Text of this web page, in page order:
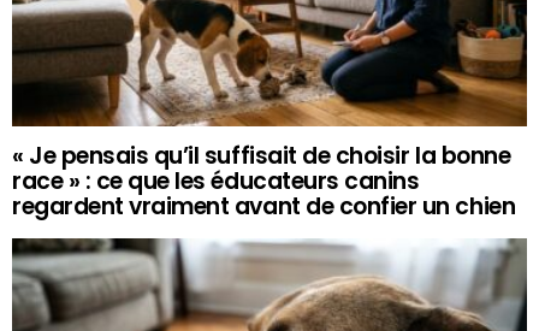
« Je pensais qu’il suffisait de choisir la bonne
race » : ce que les éducateurs canins
regardent vraiment avant de confier un chien